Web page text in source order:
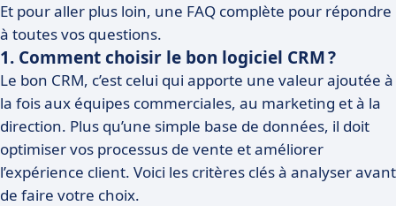
Et pour aller plus loin, une FAQ complète pour répondre
à toutes vos questions.
1. Comment choisir le bon logiciel CRM ?
Le bon CRM, c’est celui qui apporte une valeur ajoutée à
la fois aux équipes commerciales, au marketing et à la
direction. Plus qu’une simple base de données, il doit
optimiser vos processus de vente et améliorer
l’expérience client. Voici les critères clés à analyser avant
de faire votre choix.